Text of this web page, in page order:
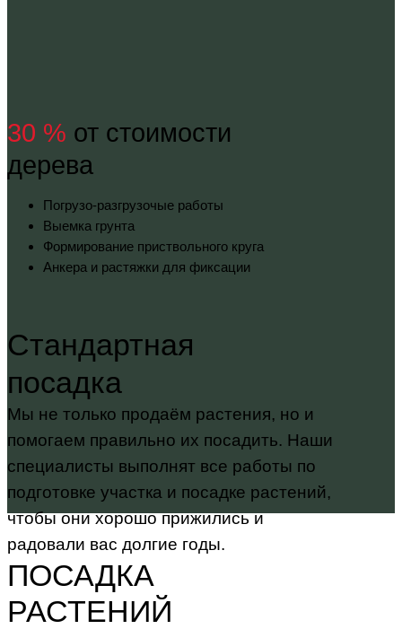
30 % от стоимости
дерева
Погрузо-разгрузочые работы
Выемка грунта
Формирование приствольного круга
Анкера и растяжки для фиксации
Стандартная
посадка
Мы не только продаём растения, но и
помогаем правильно их посадить. Наши
специалисты выполнят все работы по
подготовке участка и посадке растений,
чтобы они хорошо прижились и
радовали вас долгие годы.
ПОСАДКА
РАСТЕНИЙ